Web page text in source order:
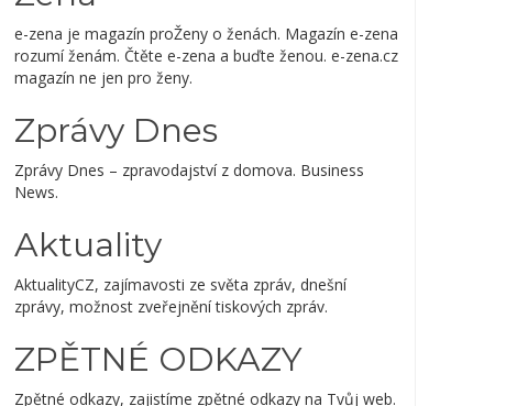
e-zena je magazín proŽeny o ženách. Magazín e-zena
rozumí ženám. Čtěte e-zena a buďte ženou. e-zena.cz
magazín ne jen pro ženy.
Zprávy Dnes
Zprávy Dnes – zpravodajství z domova. Business
News.
Aktuality
AktualityCZ, zajímavosti ze světa zpráv, dnešní
zprávy, možnost zveřejnění tiskových zpráv.
ZPĚTNÉ ODKAZY
Zpětné odkazy, zajistíme zpětné odkazy na Tvůj web.